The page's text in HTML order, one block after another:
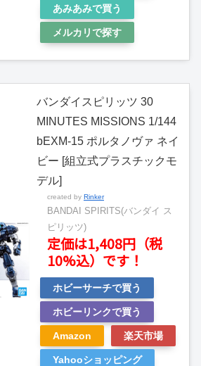
あみあみで買う
メルカリで探す
バンダイスピリッツ 30
MINUTES MISSIONS 1/144
bEXM-15 ポルタノヴァ ネイ
ビー [組立式プラスチックモ
デル]
created by Rinker
BANDAI SPIRITS(バンダイ ス
ピリッツ)
定価は1,408円（税
10%込）です！
ホビーサーチで買う
ホビーリンクで買う
Amazon 楽天市場
Yahooショッピング